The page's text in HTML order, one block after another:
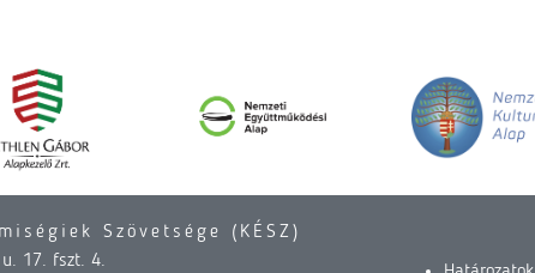
Szövetsége (KÉSZ)
17. fszt. 4.